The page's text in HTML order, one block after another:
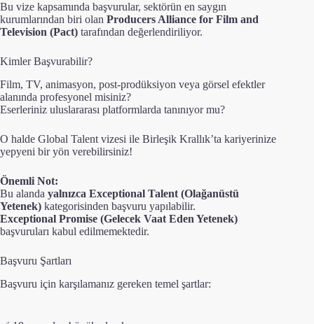
Bu vize kapsamında başvurular, sektörün en saygın
kurumlarından biri olan Producers Alliance for Film and
Television (Pact) tarafından değerlendiriliyor.
Kimler Başvurabilir?
Film, TV, animasyon, post-prodüksiyon veya görsel efektler
alanında profesyonel misiniz?
Eserleriniz uluslararası platformlarda tanınıyor mu?
O halde Global Talent vizesi ile Birleşik Krallık’ta kariyerinize
yepyeni bir yön verebilirsiniz!
Önemli Not:
Bu alanda yalnızca Exceptional Talent (Olağanüstü
Yetenek) kategorisinden başvuru yapılabilir.
Exceptional Promise (Gelecek Vaat Eden Yetenek)
başvuruları kabul edilmemektedir.
Başvuru Şartları
Başvuru için karşılamanız gereken temel şartlar: